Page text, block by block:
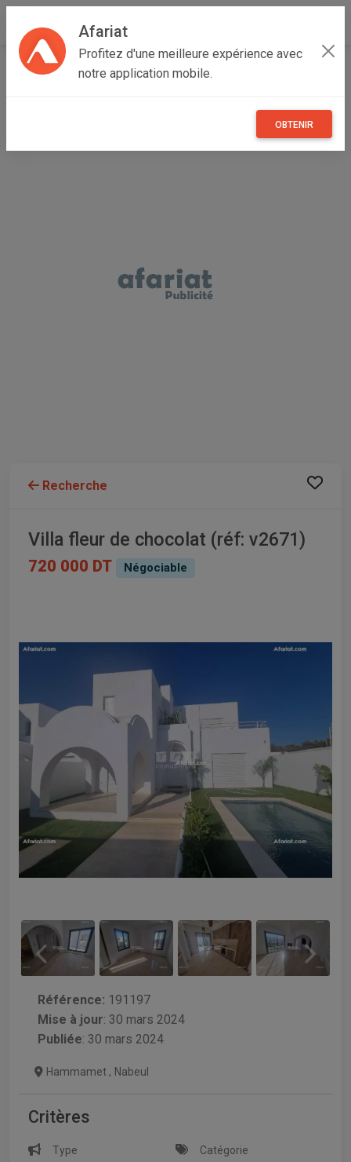
Afariat
Profitez d'une meilleure expérience avec
notre application mobile.
OBTENIR
Accueil Immobilier Cap bon - Sahel
Recherche
Villa fleur de chocolat (réf: v2671)
720 000 DT Négociable
Référence: 191197
Mise à jour: 30 mars 2024
Publiée: 30 mars 2024
Hammamet , Nabeul
Critères
Type
Catégorie